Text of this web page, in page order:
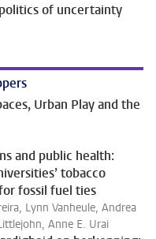
of uncertainty
Urban Play and the
and public health:
tobacco
fossil fuel ties
Lynn Vanheule, Andrea
Anne E. Urai